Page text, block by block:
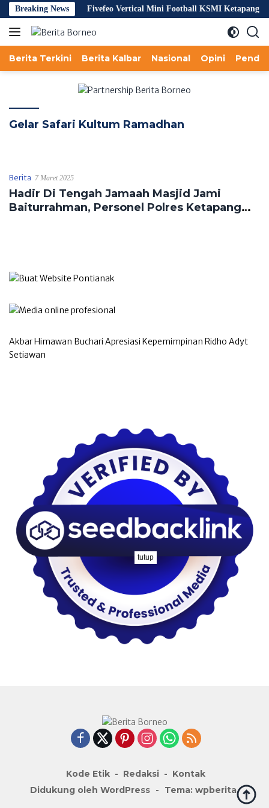
Langsung
ke
konten
Breaking News
Bawaslu Fivefeo Vertical Mini Football KSMI Ketapang
Berita Terkini Berita Kalbar Nasional Opini
Gelar Safari Kultum Ramadhan
Berita 7 Maret 2025
Hadir Di Tengah Jamaah Masjid Jami
Baiturrahman, Personel Polres Ketapang
Akbar Himawan Buchari Apresiasi Kepemimpinan Ridho Adyt
Setiawan
Kode Etik Redaksi
Kontak
Didukung oleh WordPress - Tema: wpberita.
tutup